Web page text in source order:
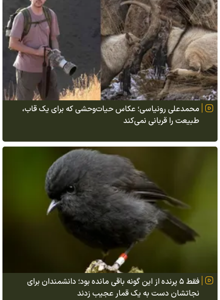
محمدعلی رونیاسی؛ عکاس حیات‌وحشی که برای یک قاب،
طبیعت را قربانی نمی‌کند
فقط ۵ پرنده از این گونه باقی مانده بود؛ دانشمندان برای
نجاتشان دست به یک قمار عجیب زدند